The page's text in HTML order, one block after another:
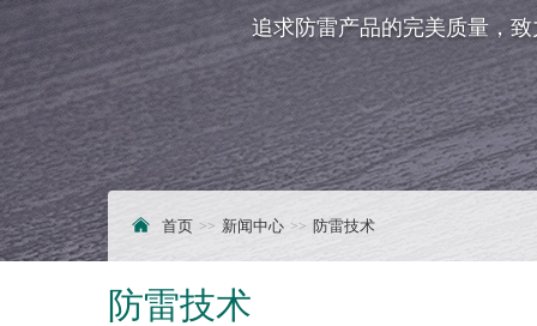
追求防雷产品的完美质量，
首页 新闻中心 防雷技术
防雷技术